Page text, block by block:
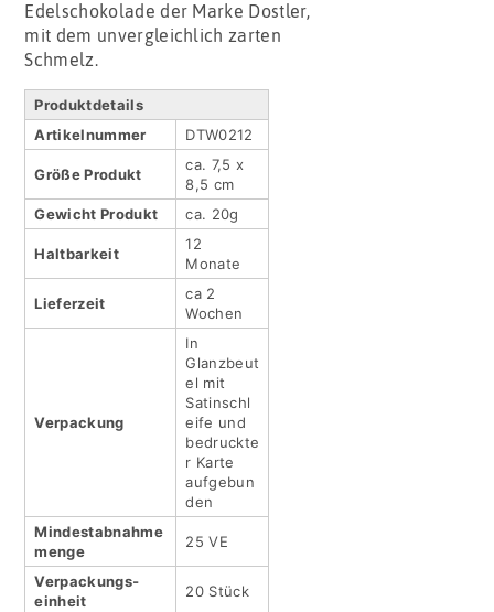
Edelschokolade der Marke Dostler,
mit dem unvergleichlich zarten
Schmelz.
Produktdetails
Artikel­nummer
DTW0212
Größe Produkt
ca. 7,5 x
8,5 cm
Gewicht Produkt
ca. 20g
Haltbar­keit
12
Monate
Lieferzeit
ca 2
Wochen
Verpackung
In
Glanzbeut
el mit
Satinschl
eife und
bedruckte
r Karte
aufgebun
den
Mindestabnahme
menge
25 VE
Verpackungs­
einheit
20 Stück